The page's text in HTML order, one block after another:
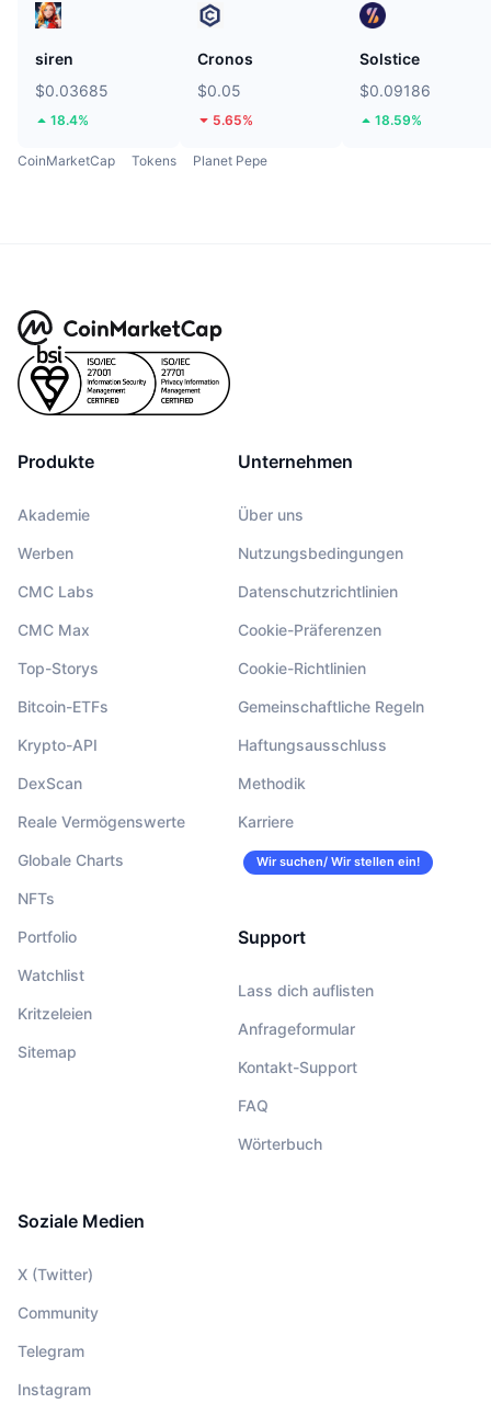
siren
$0.03685
18.4%
Cronos
$0.05
5.65%
Solstice
$0.09186
18.59%
CoinMarketCap Tokens Planet Pepe
Produkte
Akademie
Werben
CMC Labs
CMC Max
Top-Storys
Bitcoin-ETFs
Krypto-API
DexScan
Reale Vermögenswerte
Globale Charts
NFTs
Portfolio
Watchlist
Kritzeleien
Sitemap
Unternehmen
Über uns
Nutzungsbedingungen
Datenschutzrichtlinien
Cookie-Präferenzen
Cookie-Richtlinien
Gemeinschaftliche Regeln
Haftungsausschluss
Methodik
Karriere
Wir suchen/ Wir stellen ein!
Support
Lass dich auflisten
Anfrageformular
Kontakt-Support
FAQ
Wörterbuch
Soziale Medien
X (Twitter)
Community
Telegram
Instagram